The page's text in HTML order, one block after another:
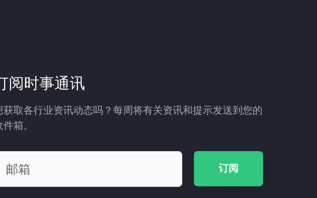
阅时事通讯
获取各行业资讯动态吗？每周将有关资讯和提示发送到您的
件箱。
订阅